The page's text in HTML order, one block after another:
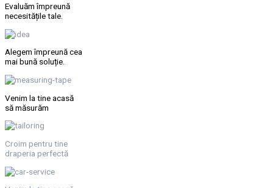
Evaluăm împreună
necesitățile tale.
Alegem împreună cea
mai bună soluție.
Venim la tine acasă
să măsurăm
Croim pentru tine
draperia perfectă